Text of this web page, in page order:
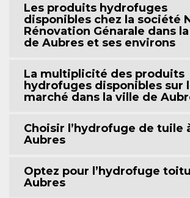
Les produits hydrofuges
disponibles chez la société
Rénovation Génarale dans
de Aubres et ses environs
La multiplicité des produits
hydrofuges disponibles sur
marché dans la ville de
Choisir l’hydrofuge de tuile
Aubres
Optez pour l’hydrofuge
Aubres